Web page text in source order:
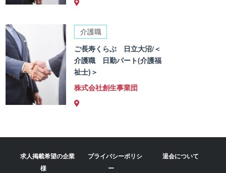
介護職
ご長寿くらぶ 日立大沼/＜
介護職 日勤パート(介護福
祉士)＞
株式会社創生事業団
求人掲載希望の企業
様
プライバシーポリシ
ー
退会について